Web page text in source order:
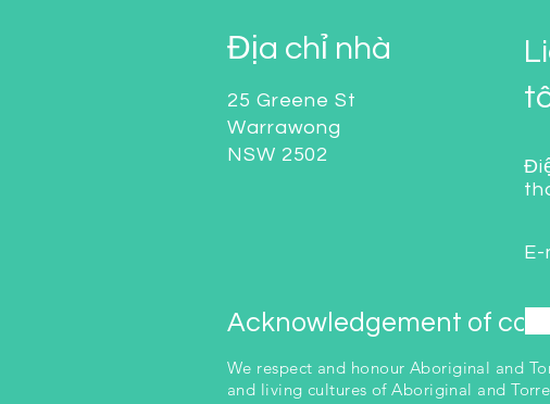
Địa chỉ nhà
25 Greene St
Warrawong
NSW 2502
Acknowledgement of
We respect and honour Aboriginal and
and living cultures of Aboriginal and
E-